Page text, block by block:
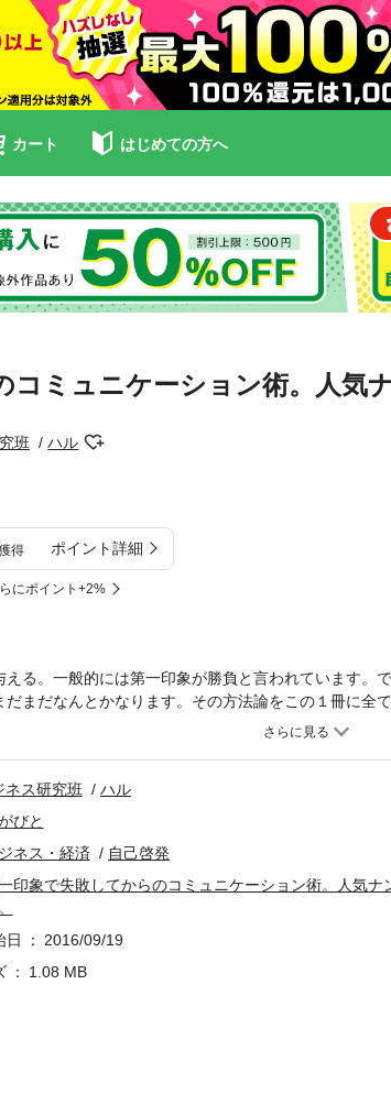
カート はじめての方へ
ミュニケーション術。人気
班 ハル
得 ポイント詳細
にポイント+2%
える。一般的には第一印象が勝負と言われています。
だまだなんとかなります。その方法論をこの１冊に全
という仕事は、学力だけで勝負できるほど甘い世界で
試行錯誤をしました。先天的な部分が強い「相手に好
か？９年間、試行錯誤、成功と失敗を繰り返し、つい
われまくっていて、信頼感も何もなかった私が人気ナ
詳細に書いていきます。考え方から始まり、具体的な
ろんのこと異性にもです。特に本書では異性に好かれ
はその前段階として異性の友達が欲しいという方に
ネス研究班
ハル
びと
ネス・経済
自己啓発
印象で失敗してからのコミュニケーション術。人気
日
2016/09/19
1.08 MB